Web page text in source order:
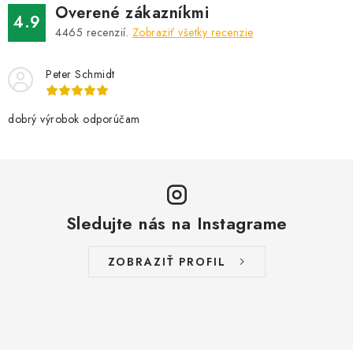
4.9 Overené zákazníkmi
4465 recenzií. Zobraziť všetky recenzie
Peter Schmidt
dobrý výrobok odporúčam
Sledujte nás na Instagrame
ZOBRAZIŤ PROFIL